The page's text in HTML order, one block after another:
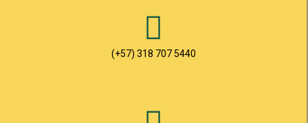
(+57) 318 707 5440